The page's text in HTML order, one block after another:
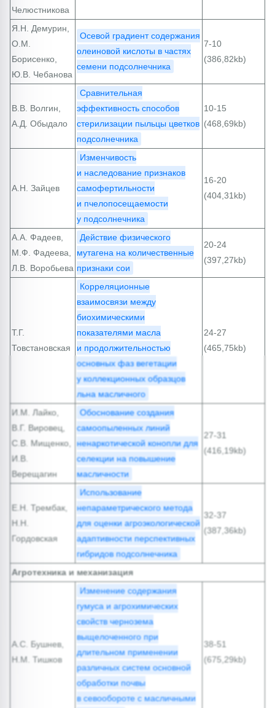
Челюстникова
Я.Н. Демурин,
О.М.
Борисенко,
Ю.В. Чебанова
Осевой градиент содержания
олеиновой кислоты в частях
семени подсолнечника
7-10
(386,82kb)
В.В. Волгин,
А.Д. Обыдало
Сравнительная
эффективность способов
стерилизации пыльцы цветков
подсолнечника
10-15
(468,69kb)
А.Н. Зайцев
Изменчивость
и наследование признаков
самофертильности
и пчелопосещаемости
у подсолнечника
16-20
(404,31kb)
А.А. Фадеев,
М.Ф. Фадеева,
Л.В. Воробьева
Действие физического
мутагена на количественные
признаки сои
20-24
(397,27kb)
Т.Г.
Товстановская
Корреляционные
взаимосвязи между
биохимическими
показателями масла
и продолжительностью
основных фаз вегетации
у коллекционных образцов
льна масличного
24-27
(465,75kb)
И.М. Лайко,
В.Г. Вировец,
С.В. Мищенко,
И.В.
Верещагин
Обоснование создания
самоопыленных линий
ненаркотической конопли для
селекции на повышение
масличности
27-31
(416,19kb)
Е.Н. Трембак,
Н.Н.
Гордовская
Использование
непараметрического метода
для оценки агроэкологической
адаптивности перспективных
гибридов подсолнечника
32-37
(387,36kb)
Агротехника и механизация
А.С. Бушнев,
Н.М. Тишков
Изменение содержания
гумуса и агрохимических
свойств чернозема
выщелоченного при
длительном применении
различных систем основной
обработки почвы
в севообороте с масличными
38-51
(675,29kb)